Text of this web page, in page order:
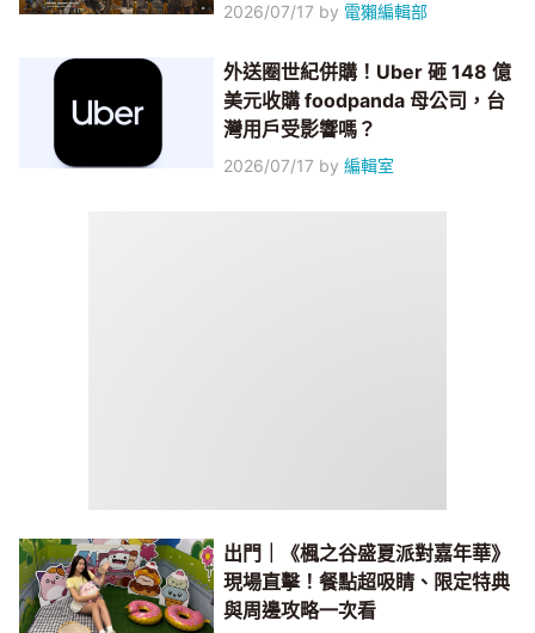
2026/07/17 by 電獺編輯部
外送圈世紀併購！Uber 砸 148 億
美元收購 foodpanda 母公司，台
灣用戶受影響嗎？
2026/07/17 by編輯室
出門｜《楓之谷盛夏派對嘉年華》
現場直擊！餐點超吸睛、限定特典
與周邊攻略一次看